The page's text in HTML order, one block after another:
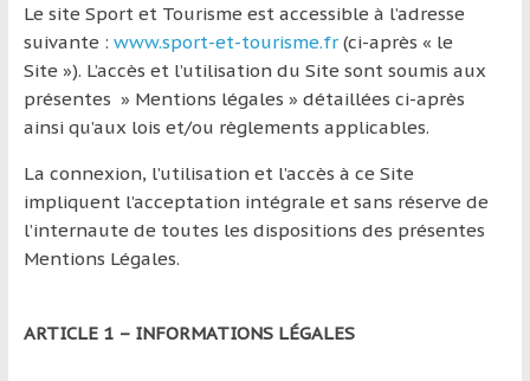
passionnés
ou
simples
spectateurs
de
sport,
qui
se
déplacent
et
Le site Sport et Tourisme est accessible à l’adresse
suivante : www.sport-et-tourisme.fr(ci-après « le
Site »). L’accès et l’utilisation du Site sont soumis aux
présentes » Mentions légales » détaillées ci-après
ainsi qu’aux lois et/ou règlements applicables.
La connexion, l’utilisation et l’accès à ce Site
impliquent l’acceptation intégrale et sans réserve de
l’internaute de toutes les dispositions des présentes
Mentions Légales.
ARTICLE 1 – INFORMATIONS LÉGALES